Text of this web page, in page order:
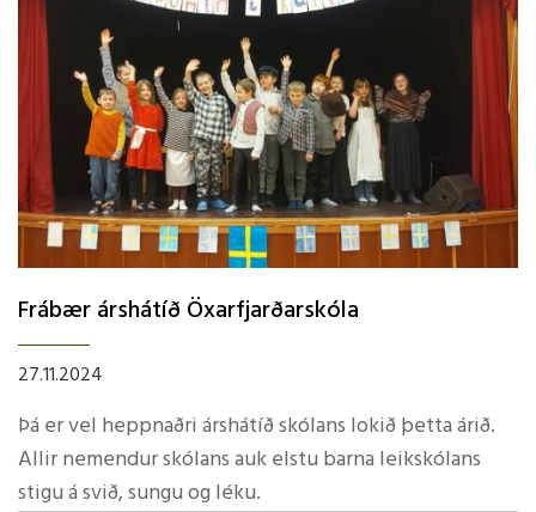
Frábær árshátíð Öxarfjarðarskóla
27.11.2024
Þá er vel heppnaðri árshátíð skólans lokið þetta árið.
Allir nemendur skólans auk elstu barna leikskólans
stigu á svið, sungu og léku.